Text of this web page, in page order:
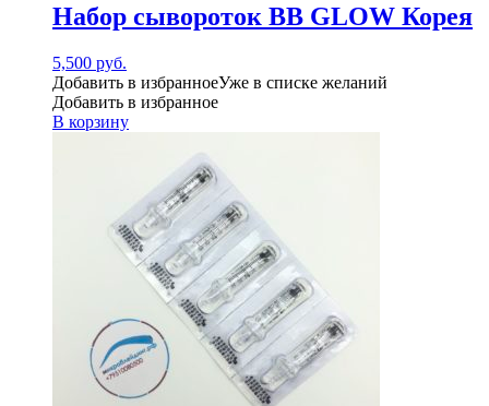
Набор сывороток BB GLOW Корея
5,500 руб.
Добавить в избранноеУже в списке желаний
Добавить в избранное
В корзину